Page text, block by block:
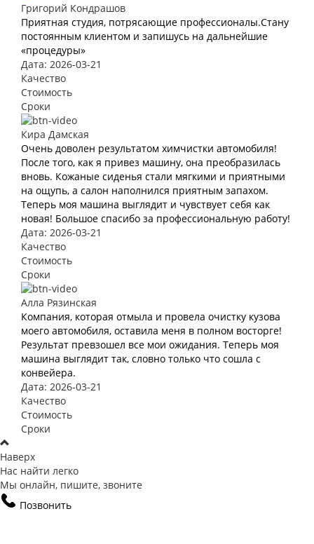
Григорий Кондрашов
Приятная студия, потрясающие профессионалы.Стану
постоянным клиентом и запишусь на дальнейшие
«процедуры»
Дата: 2026-03-21
Качество
Стоимость
Сроки
Кира Дамская
Очень доволен результатом химчистки автомобиля!
После того, как я привез машину, она преобразилась
вновь. Кожаные сиденья стали мягкими и приятными
на ощупь, а салон наполнился приятным запахом.
Теперь моя машина выглядит и чувствует себя как
новая! Большое спасибо за профессиональную работу!
Дата: 2026-03-21
Качество
Стоимость
Сроки
Алла Рязинская
Компания, которая отмыла и провела очистку кузова
моего автомобиля, оставила меня в полном восторге!
Результат превзошел все мои ожидания. Теперь моя
машина выглядит так, словно только что сошла с
конвейера.
Дата: 2026-03-21
Качество
Стоимость
Сроки
Наверх
Нас найти легко
Мы онлайн, пишите, звоните
Позвонить